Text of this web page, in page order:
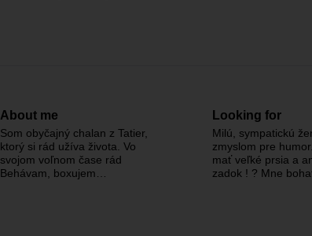
About me
Som obyčajný chalan z Tatier,
ktorý si rád užíva života. Vo
svojom voľnom čase rád
Behávam, boxujem…
Looking for
Milú, sympatickú
zmyslom pre
mať veľké prsia a
zadok ! ? Mne